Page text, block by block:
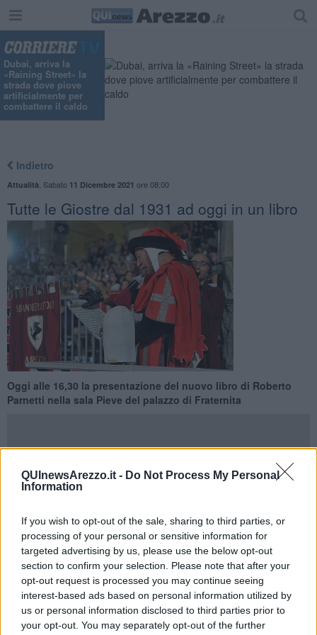
QUInewsArezzo.it - Do Not Process My Personal
Information
If you wish to opt-out of the sale, sharing to third parties, or
processing of your personal or sensitive information for
targeted advertising by us, please use the below opt-out
section to confirm your selection. Please note that after your
opt-out request is processed you may continue seeing
interest-based ads based on personal information utilized by
us or personal information disclosed to third parties prior to
your opt-out. You may separately opt-out of the further
Dubai, arriva la
«Raining Street» la
strada dove piove
artificialmente per
combattere il caldo
Indietro
Attualità Sabato 11 Dicembre 2021 ore 08:00
Tutte le Giostre dal 1931 ad oggi in un libro
Oggi alle 16,30 la presentazione del nuovo libro di Roberto
Parnetti nella sala Pieve del palazzo di Fraternita
AREZZO —La Fraternina dei Laici, ospita, oggi pomeriggio alle
Novant’anni di Giostra del Saracino” di Roberto Parnetti.Un
lavoro certosino che ha avuto l’avallo da parte del Comune di
Arezzo, quale ente patrocinante assieme alla Fraternita dei Laici,
alla Brigata Aretina Amici dei Monumenti ed al progetto “In onor di
Dante”. L'autore passa in rassegna
tutte le 140 edizioni
disputate dal 1931 fino ad oggicomprese anche le 52 edizioni
della Prova Generale.
Per ognuna di queste viene presentata una schedache